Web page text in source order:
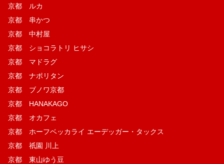
京都 ルカ
京都 串かつ
京都 中村屋
京都 ショコラトリ ヒサシ
京都 マドラグ
京都 ナポリタン
京都 ブノワ京都
京都 HANAKAGO
京都 オカフェ
京都 ホーフベッカライ エーデッガー・タックス
京都 祇園 川上
京都 東山ゆう豆